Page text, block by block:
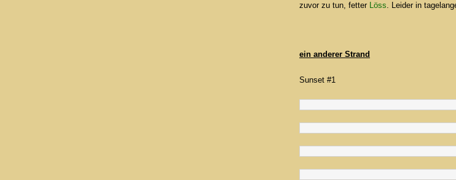
zuvor zu tun, fetter Löss. Leider in
ein anderer Strand
Sunset #1